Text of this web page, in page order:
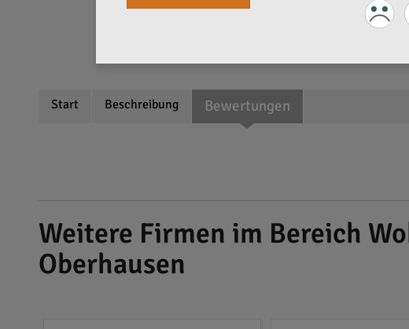
Start Beschreibung Bewertungen
Weitere Firmen im Bereich
Oberhausen